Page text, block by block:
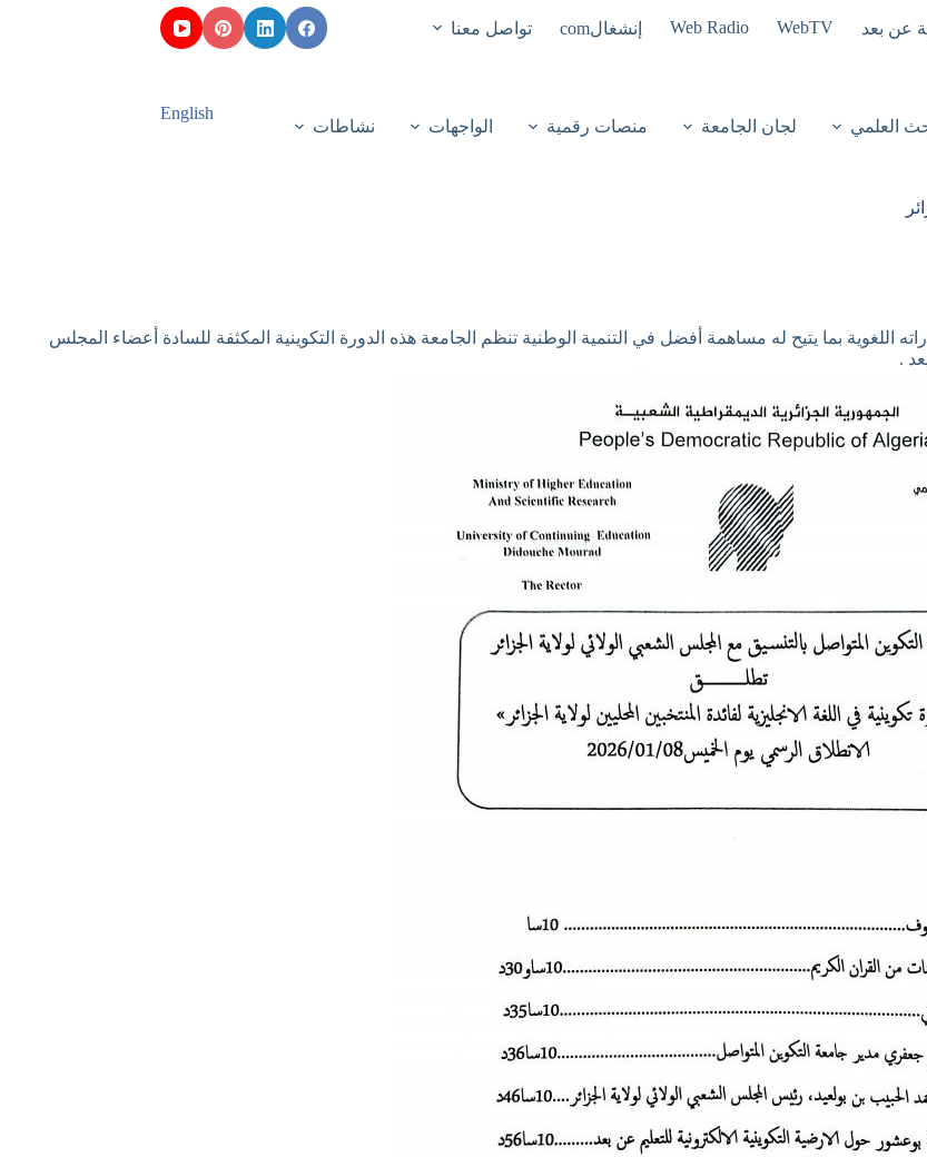
عن بعد WebTV
Web Radio إنشغالcom تواصل معنا
العلمي لجان الجامعة منصات رقمية الواجهات نشاطات
English
اللغوية بما يتيح له مساهمة أفضل في التنمية الوطنية تنظم الجامعة هذه الدورة التكوينية المكثفة للسادة أعضاء المجلس
.